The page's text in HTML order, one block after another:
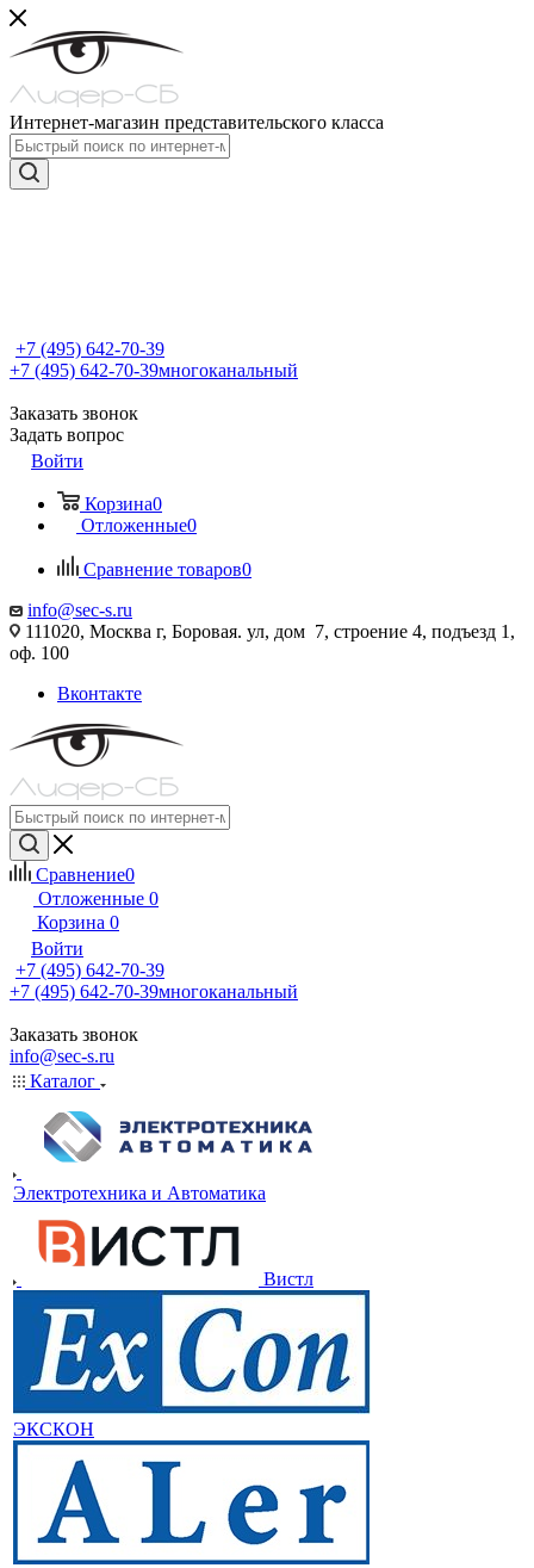
Интернет-магазин представительского класса
+7 (495) 642-70-39
+7 (495) 642-70-39многоканальный
Заказать звонок
Задать вопрос
Войти
Корзина0
Отложенные0
Сравнение товаров0
info@sec-s.ru
111020, Москва г, Боровая. ул, дом 7, строение 4, подъезд 1,
оф. 100
Вконтакте
Сравнение0
Отложенные 0
Корзина 0
Войти
+7 (495) 642-70-39
+7 (495) 642-70-39многоканальный
Заказать звонок
info@sec-s.ru
Каталог
Электротехника и Автоматика
Вистл
ЭКСКОН